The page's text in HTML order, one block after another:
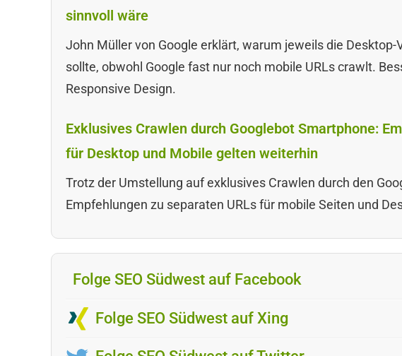
sinnvoll wäre
John Müller von Google erklärt, warum jeweils die
sollte, obwohl Google fast nur noch mobile URLs crawlt.
Responsive Design.
Exklusives Crawlen durch Googlebot Smartphone:
für Desktop und Mobile gelten weiterhin
Trotz der Umstellung auf exklusives Crawlen durch den
Empfehlungen zu separaten URLs für mobile Seiten und
Folge SEO Südwest auf Facebook
Folge SEO Südwest auf Xing